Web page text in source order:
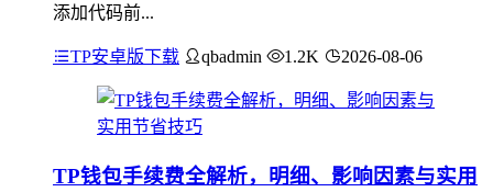
添加代码前...
TP安卓版下载 qbadmin 1.2K 2026-08-06
TP钱包手续费全解析，明细、影响因素与实用